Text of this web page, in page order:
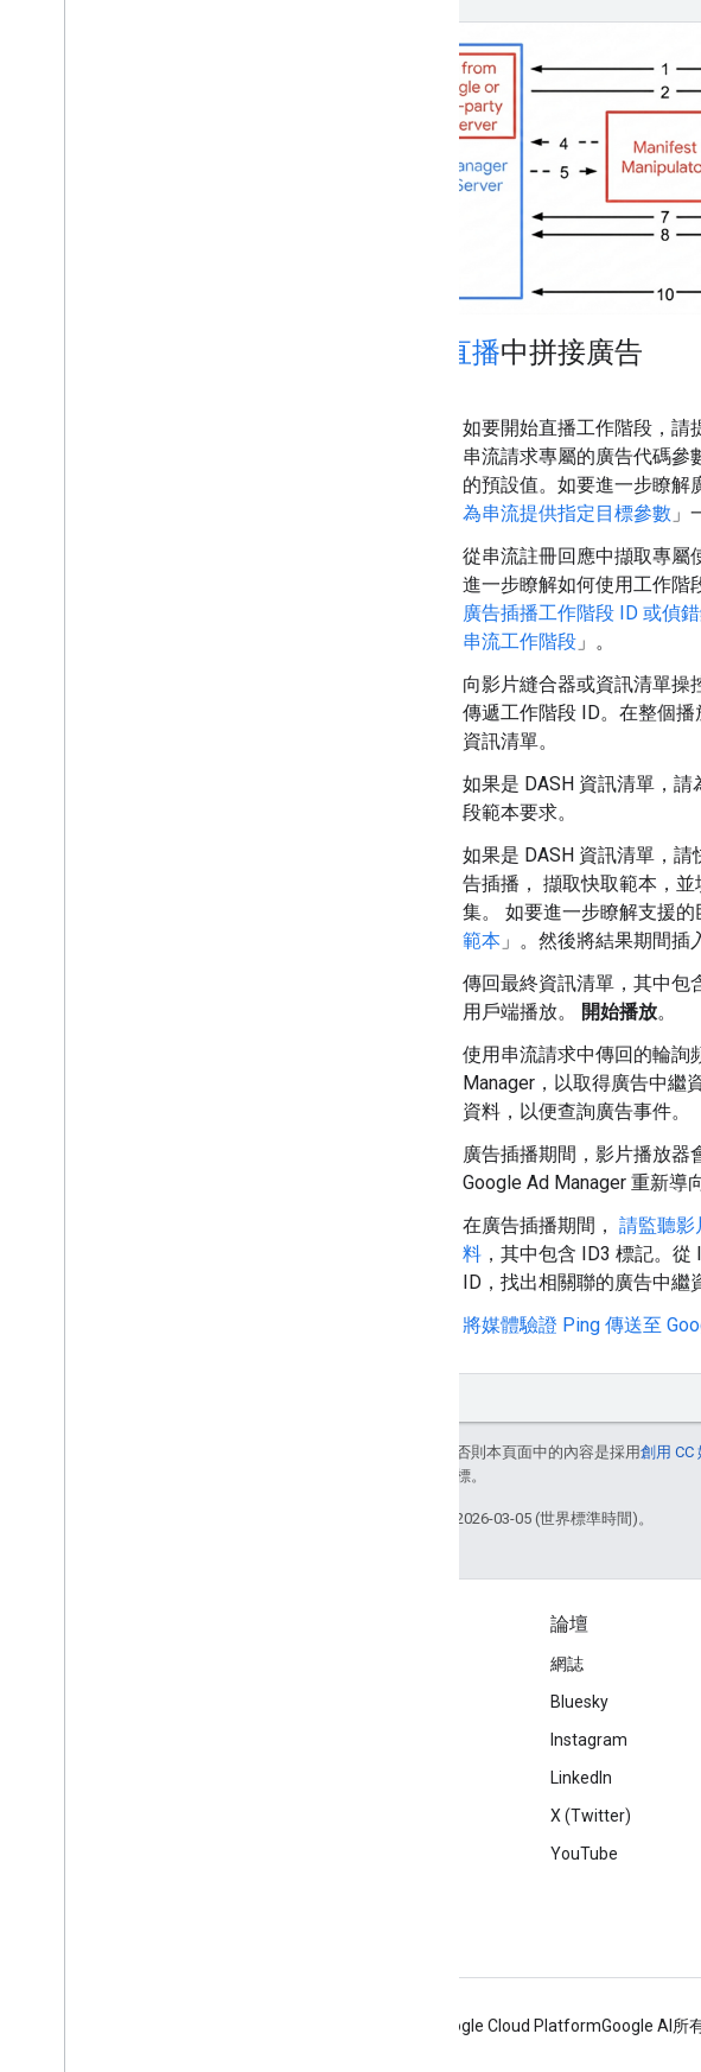
直播中拼接廣告
如要開始直播工作階段，請
串流請求專屬的廣告代碼參
的預設值。如要進一步瞭解
為串流提供指定目標參數 」
從串流註冊回應中擷取專屬
進一步瞭解如何使用工作階
廣告插播工作階段 ID 或偵
串流工作階段 」。
向影片縫合器或資訊清單操
傳遞工作階段 ID。在整個
資訊清單。
如果是 DASH 資訊清單，
段範本要求。
如果是 DASH 資訊清單，
告插播， 擷取快取範本，
集。 如要進一步瞭解支援
範本 」。然後將結果期間插
傳回最終資訊清單，其中包
用戶端播放。
開始播放。
使用串流請求中傳回的輪詢
Manager，以取得廣告中繼
資料，以便查詢廣告事件。
廣告插播期間，影片播放器
Google Ad Manager 重新導
在廣告插播期間， 請監聽影
料 ，其中包含 ID3 標記。
ID，找出相關聯的廣告中繼
將媒體驗證 Ping 傳送至
除非另有註明，否則本頁面中的內容是採用創用 CC
聯企業的註冊商標。
上次更新時間：2026-03-05 (世界標準時間)。
論壇
網誌
Bluesky
Instagram
LinkedIn
X (Twitter)
YouTube
Google Cloud PlatformGoogle AI 所